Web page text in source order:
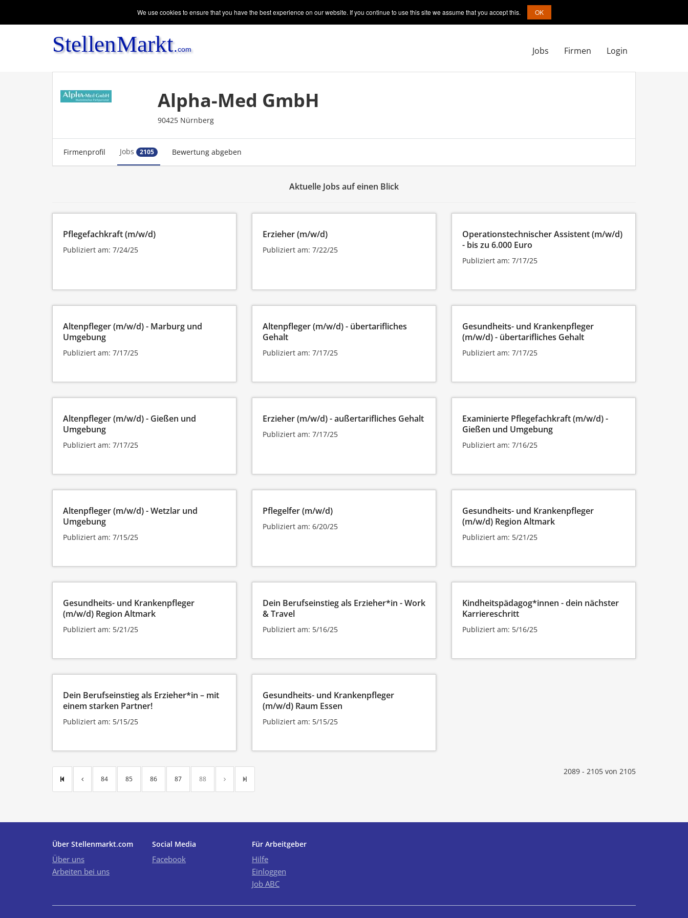
Login
Jobs Firmen
Alpha-Med GmbH
90425 Nürnberg
Firmenprofil Jobs 2105 Bewertung abgeben
Aktuelle Jobs auf einen Blick
Pflegefachkraft (m/w/d)
Publiziert am: 7/24/25
Erzieher (m/w/d)
Publiziert am: 7/22/25
Operationstechnischer Assistent (m/w/d)
- bis zu 6.000 Euro
Publiziert am: 7/17/25
Altenpfleger (m/w/d) - Marburg und
Umgebung
Publiziert am: 7/17/25
Altenpfleger (m/w/d) - übertarifliches
Gehalt
Publiziert am: 7/17/25
Gesundheits- und Krankenpfleger
(m/w/d) - übertarifliches Gehalt
Publiziert am: 7/17/25
Altenpfleger (m/w/d) - Gießen und
Umgebung
Publiziert am: 7/17/25
Erzieher (m/w/d) - außertarifliches Gehalt
Publiziert am: 7/17/25
Examinierte Pflegefachkraft (m/w/d) -
Gießen und Umgebung
Publiziert am: 7/16/25
Altenpfleger (m/w/d) - Wetzlar und
Umgebung
Publiziert am: 7/15/25
Pflegelfer (m/w/d)
Publiziert am: 6/20/25
Gesundheits- und Krankenpfleger
(m/w/d) Region Altmark
Publiziert am: 5/21/25
Gesundheits- und Krankenpfleger
(m/w/d) Region Altmark
Publiziert am: 5/21/25
Dein Berufseinstieg als Erzieher*in - Work
& Travel
Publiziert am: 5/16/25
Kindheitspädagog*innen - dein nächster
Karriereschritt
Publiziert am: 5/16/25
Dein Berufseinstieg als Erzieher*in – mit
einem starken Partner!
Publiziert am: 5/15/25
Gesundheits- und Krankenpfleger
(m/w/d) Raum Essen
Publiziert am: 5/15/25
84 85 86 87 88
2089 - 2105 von 2105
Über Stellenmarkt.com
Über uns
Arbeiten bei uns
Social Media
Facebook
Für Arbeitgeber
Hilfe
Einloggen
Job ABC
We use cookies to ensure that you have the best experience on our website. If you continue to use this site we assume that you accept this. OK